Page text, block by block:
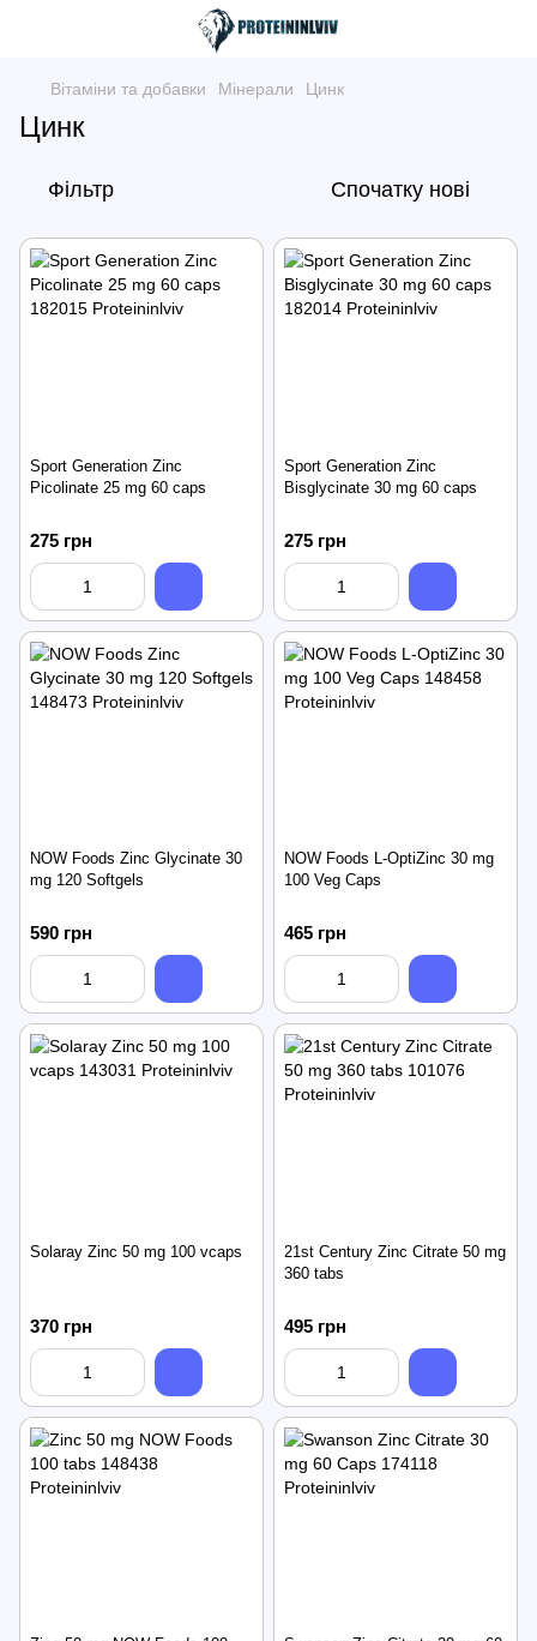
Вітаміни та добавки Мінерали Цинк
Цинк
Фільтр Спочатку нові
Sport Generation Zinc
Picolinate 25 mg 60 caps
275 грн
Sport Generation Zinc
Bisglycinate 30 mg 60 caps
275 грн
NOW Foods Zinc Glycinate 30
mg 120 Softgels
590 грн
NOW Foods L-OptiZinc 30 mg
100 Veg Caps
465 грн
Solaray Zinc 50 mg 100 vcaps
370 грн
21st Century Zinc Citrate 50 mg
360 tabs
495 грн